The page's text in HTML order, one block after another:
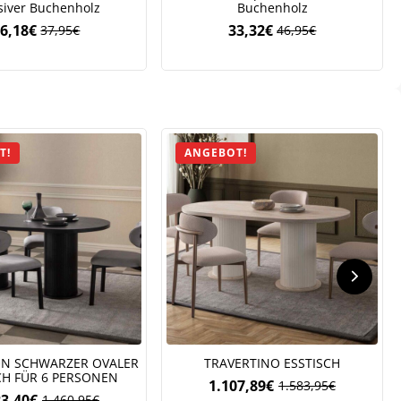
Buchenholz
37,95€
Ursprünglicher
war:
€Aktueller
ist:
Buchenholz
46,95€
Ursprünglicher
war:
33,32€Aktueller
ist:
SCHWARZER OVALER
FÜR 6 PERSONEN
ANGEBOT!
TRAVERTINO ESSTISCH
1.583,95€
Ursprünglicher
1.107,89€Aktueller